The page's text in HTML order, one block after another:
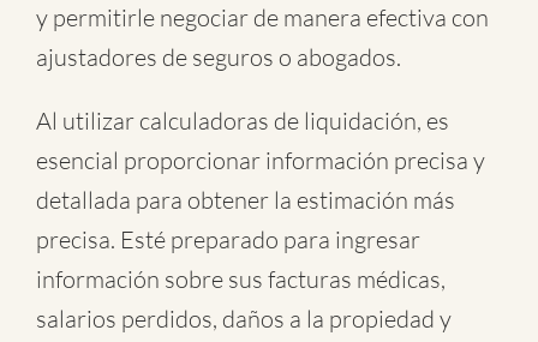
y permitirle negociar de manera efectiva con
ajustadores de seguros o abogados.
Al utilizar calculadoras de liquidación, es
esencial proporcionar información precisa y
detallada para obtener la estimación más
precisa. Esté preparado para ingresar
información sobre sus facturas médicas,
salarios perdidos, daños a la propiedad y